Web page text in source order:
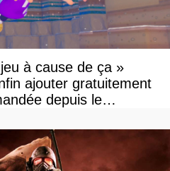
à cause de ça »
ajouter gratuitement
depuis le